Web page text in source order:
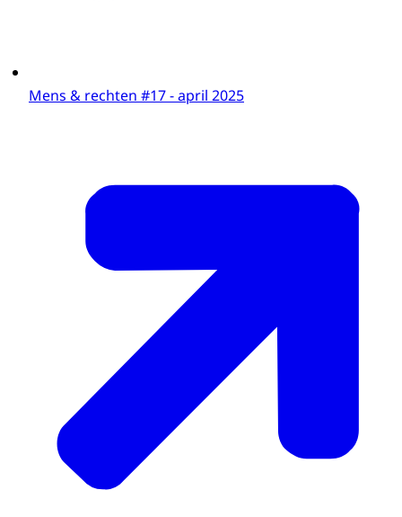
Mens & rechten #17 - april 2025